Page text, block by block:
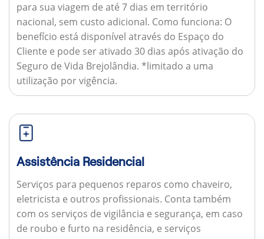
para sua viagem de até 7 dias em território
nacional, sem custo adicional. Como funciona: O
benefício está disponível através do Espaço do
Cliente e pode ser ativado 30 dias após ativação do
Seguro de Vida Brejolândia. *limitado a uma
utilização por vigência.
Assistência Residencial
Serviços para pequenos reparos como chaveiro,
eletricista e outros profissionais. Conta também
com os serviços de vigilância e segurança, em caso
de roubo e furto na residência, e serviços